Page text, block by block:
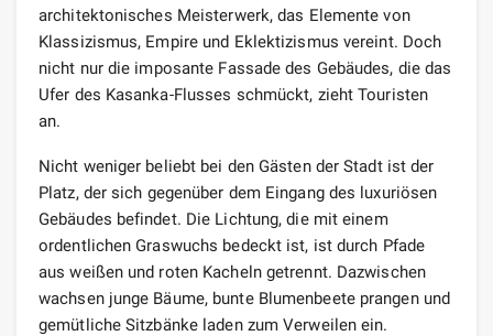
architektonisches Meisterwerk, das Elemente von
Klassizismus, Empire und Eklektizismus vereint. Doch
nicht nur die imposante Fassade des Gebäudes, die das
Ufer des Kasanka-Flusses schmückt, zieht Touristen
an.
Nicht weniger beliebt bei den Gästen der Stadt ist der
Platz, der sich gegenüber dem Eingang des luxuriösen
Gebäudes befindet. Die Lichtung, die mit einem
ordentlichen Graswuchs bedeckt ist, ist durch Pfade
aus weißen und roten Kacheln getrennt. Dazwischen
wachsen junge Bäume, bunte Blumenbeete prangen und
gemütliche Sitzbänke laden zum Verweilen ein.